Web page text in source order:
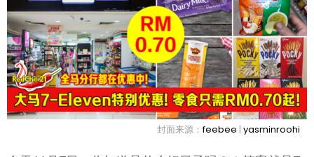
封面来源：feebee | yasminroohi